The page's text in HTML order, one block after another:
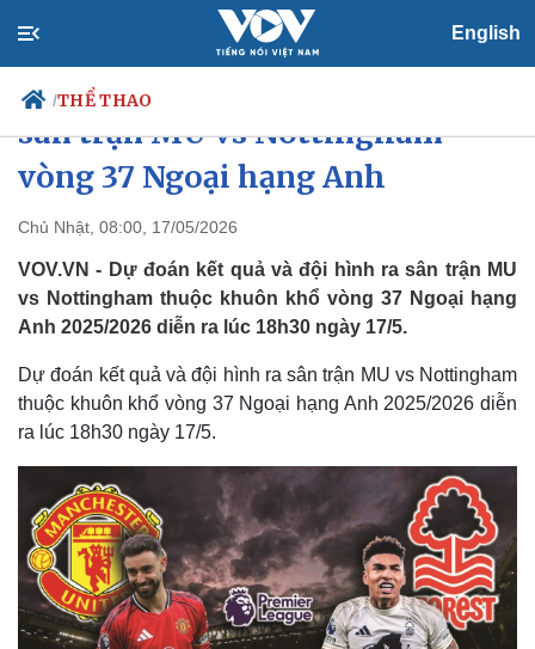
English
/THỂ THAO
Chính trị
Tổ chức nhân sự
Quốc hội
Nhận diện sự thật
Tin 24h
Dự báo thời tiết
Giáo dục
Dấu ấn VOV
Biển đảo
Dự đoán kết quả và đội hình ra
sân trận MU vs Nottingham
vòng 37 Ngoại hạng Anh
Chủ Nhật, 08:00, 17/05/2026
VOV.VN - Dự đoán kết quả và đội hình ra sân trận MU
vs Nottingham thuộc khuôn khổ vòng 37 Ngoại hạng
Anh 2025/2026 diễn ra lúc 18h30 ngày 17/5.
Dự đoán kết quả và đội hình ra sân trận MU vs Nottingham
thuộc khuôn khổ vòng 37 Ngoại hạng Anh 2025/2026 diễn
ra lúc 18h30 ngày 17/5.